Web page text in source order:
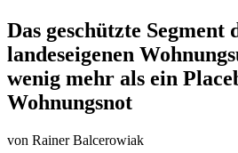
Das geschützte Segment
landeseigenen
wenig mehr als ein
Wohnungsnot
von Rainer Balcerowiak